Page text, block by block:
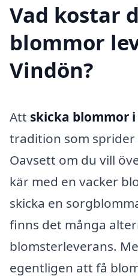
Vad kostar
blommor
Vindön?
Att skicka blommor
tradition som sprider
Oavsett om du vill
kär med en vacker
skicka en
finns det många
blomsterleverans.
egentligen att få